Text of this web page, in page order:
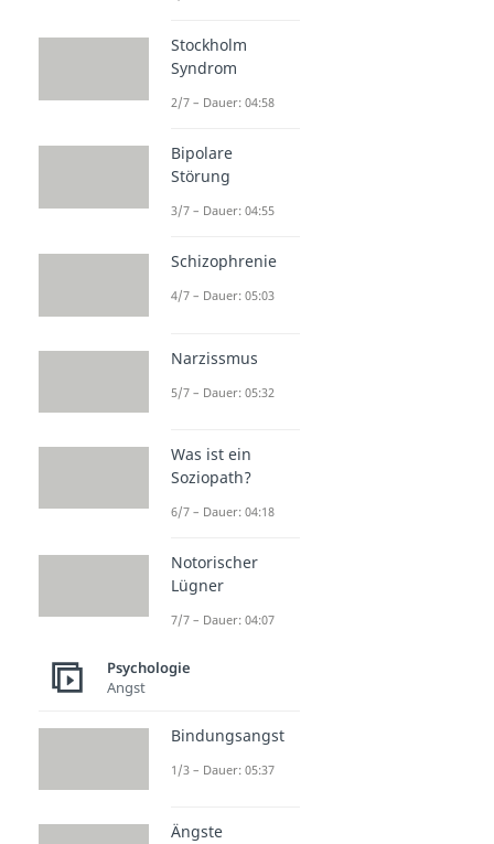
Stockholm
Syndrom
2/7 – Dauer: 04:58
Bipolare
Störung
3/7 – Dauer: 04:55
Schizophrenie
4/7 – Dauer: 05:03
Narzissmus
5/7 – Dauer: 05:32
Was ist ein
Soziopath?
6/7 – Dauer: 04:18
Notorischer
Lügner
7/7 – Dauer: 04:07
Psychologie
Angst
Bindungsangst
1/3 – Dauer: 05:37
Ängste